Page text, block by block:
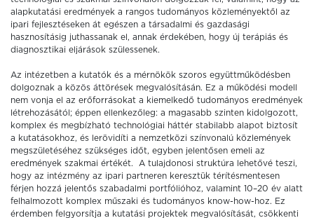
alapkutatási eredmények a rangos tudományos közleményektől az
ipari fejlesztéseken át egészen a társadalmi és gazdasági
hasznosításig juthassanak el, annak érdekében, hogy új terápiás és
diagnosztikai eljárások szülessenek.
Az intézetben a kutatók és a mérnökök szoros együttműködésben
dolgoznak a közös áttörések megvalósításán. Ez a működési modell
nem vonja el az erőforrásokat a kiemelkedő tudományos eredmények
létrehozásától; éppen ellenkezőleg: a magasabb szinten kidolgozott,
komplex és megbízható technológiai háttér stabilabb alapot biztosít
a kutatásokhoz, és lerövidíti a nemzetközi színvonalú közlemények
megszületéséhez szükséges időt, egyben jelentősen emeli az
eredmények szakmai értékét. A tulajdonosi struktúra lehetővé teszi,
hogy az intézmény az ipari partneren keresztük térítésmentesen
férjen hozzá jelentős szabadalmi portfólióhoz, valamint 10–20 év alatt
felhalmozott komplex műszaki és tudományos know-how-hoz. Ez
érdemben felgyorsítja a kutatási projektek megvalósítását, csökkenti